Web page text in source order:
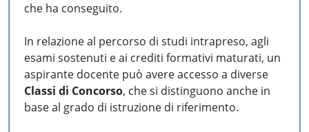
che ha conseguito.
In relazione al percorso di studi intrapreso, agli
esami sostenuti e ai crediti formativi maturati, un
aspirante docente può avere accesso a diverse
Classi di Concorso, che si distinguono anche in
base al grado di istruzione di riferimento.